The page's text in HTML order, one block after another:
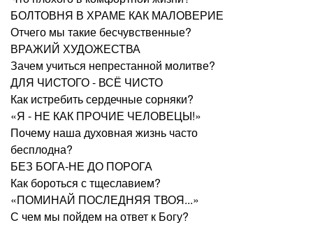
БОЛТОВНЯ В ХРАМЕ КАК МАЛОВЕРИЕ
Отчего мы такие бесчувственные?
ВРАЖИЙ ХУДОЖЕСТВА
Зачем учиться непрестанной молитве?
ДЛЯ ЧИСТОГО - ВСЁ ЧИСТО
Как истребить сердечные сорняки?
«Я - НЕ КАК ПРОЧИЕ ЧЕЛОВЕЦЫ!»
Почему наша духовная жизнь часто
бесплодна?
БЕЗ БОГА-НЕ ДО ПОРОГА
Как бороться с тщеславием?
«ПОМИНАЙ ПОСЛЕДНЯЯ ТВОЯ...»
С чем мы пойдем на ответ к Богу?